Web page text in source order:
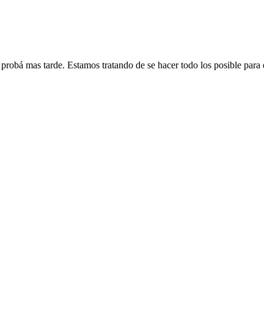
mas tarde. Estamos tratando de se hacer todo los posible